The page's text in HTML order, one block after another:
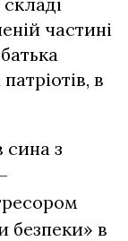
частині
в
сина з
безпеки» в